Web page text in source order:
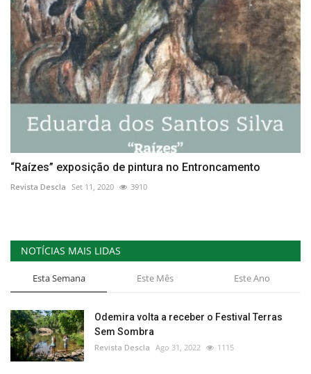
“Raízes” exposição de pintura no Entroncamento
Revista Descla Set 11, 2020 3910
NOTÍCIAS MAIS LIDAS
Esta Semana Este Mês Este Ano
Odemira volta a receber o Festival Terras
Sem Sombra
Revista Descla Ago 31, 2022 1115